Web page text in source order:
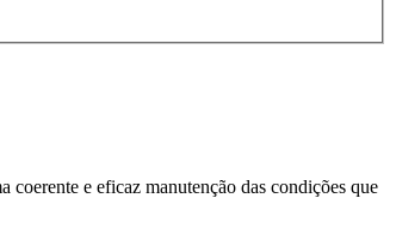
e eficaz manutenção das condições que